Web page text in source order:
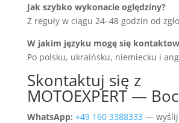
Jak szybko wykonacie oględziny?
Z reguły w ciągu 24–48 godzin od
W jakim języku mogę się
Po polsku, ukraińsku, niemiecku i
Skontaktuj się z
MOTOEXPERT —
WhatsApp: +49 160 3388333 — wyślij